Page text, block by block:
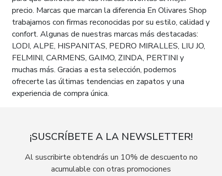
precio. Marcas que marcan la diferencia En Olivares Shop
trabajamos con firmas reconocidas por su estilo, calidad y
confort. Algunas de nuestras marcas más destacadas:
LODI, ALPE, HISPANITAS, PEDRO MIRALLES, LIU JO,
FELMINI, CARMENS, GAIMO, ZINDA, PERTINI y
muchas más. Gracias a esta selección, podemos
ofrecerte las últimas tendencias en zapatos y una
experiencia de compra única.
¡SUSCRÍBETE A LA NEWSLETTER!
Al suscribirte obtendrás un 10% de descuento no
acumulable con otras promociones